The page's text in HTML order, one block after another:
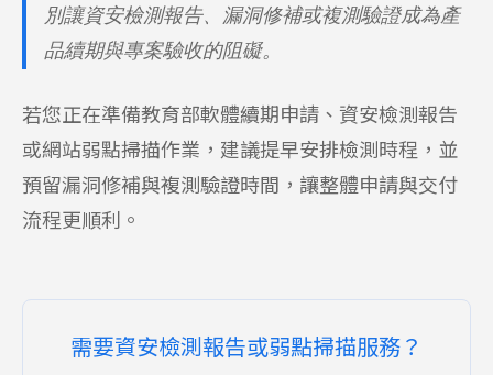
別讓資安檢測報告、漏洞修補或複測驗證成為產
品續期與專案驗收的阻礙。
若您正在準備教育部軟體續期申請、資安檢測報告
或網站弱點掃描作業，建議提早安排檢測時程，並
預留漏洞修補與複測驗證時間，讓整體申請與交付
流程更順利。
需要資安檢測報告或弱點掃描服務？